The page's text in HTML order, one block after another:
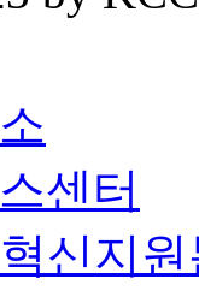
센터
신지